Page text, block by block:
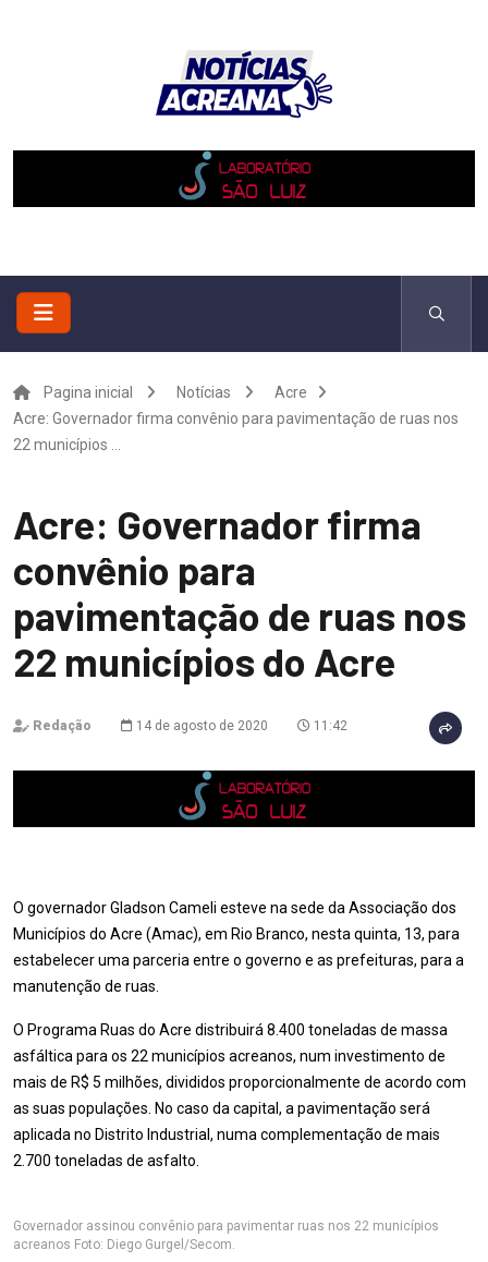
Pagina inicial Notícias
Acre
Acre: Governador firma convênio para pavimentação de ruas nos
22 municípios ...
Acre: Governador firma
convênio para
pavimentação de ruas nos
22 municípios do Acre
Redação 14 de agosto de 2020 11:42
O governador Gladson Cameli esteve na sede da Associação dos
Municípios do Acre (Amac), em Rio Branco, nesta quinta, 13, para
estabelecer uma parceria entre o governo e as prefeituras, para a
manutenção de ruas.
O Programa Ruas do Acre distribuirá 8.400 toneladas de massa
asfáltica para os 22 municípios acreanos, num investimento de
mais de R$ 5 milhões, divididos proporcionalmente de acordo com
as suas populações. No caso da capital, a pavimentação será
aplicada no Distrito Industrial, numa complementação de mais
2.700 toneladas de asfalto.
Governador assinou convênio para pavimentar ruas nos 22 municípios
acreanos Foto: Diego Gurgel/Secom.